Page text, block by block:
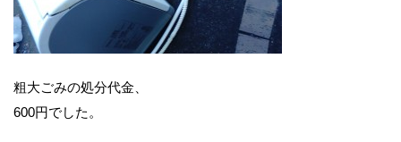
粗大ごみの処分代金、
600円でした。